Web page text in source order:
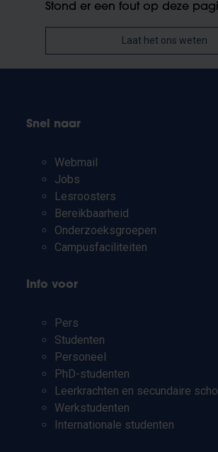
Stond er een fout op deze
Laat het ons weten
Snel naar
Webmail
Jobs
Lesroosters
Bereikbaarheid
Onderzoeksgroepen
Campusfaciliteiten
Info voor
Pers
Studenten
Personeel
PhD-studenten
Leerkrachten en secundaire
Werkstudenten
Internationale studenten